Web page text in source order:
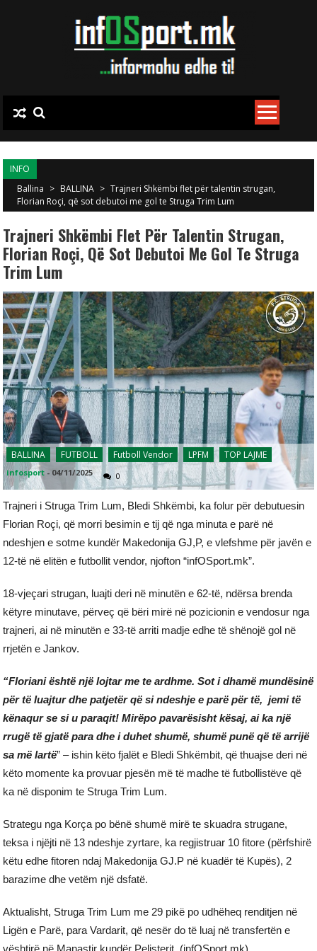
INFO
Ballina > BALLINA > Trajneri Shkëmbi flet për talentin strugan,
Florian Roçi, që sot debutoi me gol te Struga Trim Lum
Trajneri Shkëmbi Flet Për Talentin Strugan,
Florian Roçi, Që Sot Debutoi Me Gol Te Struga
Trim Lum
BALLINA FUTBOLL Futboll Vendor LPFM TOP LAJME
infosport - 04/11/2025 0
Trajneri i Struga Trim Lum, Bledi Shkëmbi, ka folur për debutuesin
Florian Roçi, që morri besimin e tij që nga minuta e parë në
ndeshjen e sotme kundër Makedonija GJ,P, e vlefshme për javën e
12-të në elitën e futbollit vendor, njofton “infOSport.mk”.
18-vjeçari strugan, luajti deri në minutën e 62-të, ndërsa brenda
këtyre minutave, përveç që bëri mirë në pozicionin e vendosur nga
trajneri, ai në minutën e 33-të arriti madje edhe të shënojë gol në
rrjetën e Jankov.
“Floriani është një lojtar me te ardhme. Sot i dhamë mundësinë
për të luajtur dhe patjetër që si ndeshje e parë për të, jemi të
kënaqur se si u paraqit! Mirëpo pavarësisht kësaj, ai ka një
rrugë të gjatë para dhe i duhet shumë, shumë punë që të arrijë
sa më lartë” – ishin këto fjalët e Bledi Shkëmbit, që thuajse deri në
këto momente ka provuar pjesën më të madhe të futbollistëve që
ka në disponim te Struga Trim Lum.
Strategu nga Korça po bënë shumë mirë te skuadra strugane,
teksa i njëjti në 13 ndeshje zyrtare, ka regjistruar 10 fitore (përfshirë
këtu edhe fitoren ndaj Makedonija GJ.P në kuadër të Kupës), 2
barazime dhe vetëm një dsfatë.
Aktualisht, Struga Trim Lum me 29 pikë po udhëheq renditjen në
Ligën e Parë, para Vardarit, që nesër do të luaj në transfertën e